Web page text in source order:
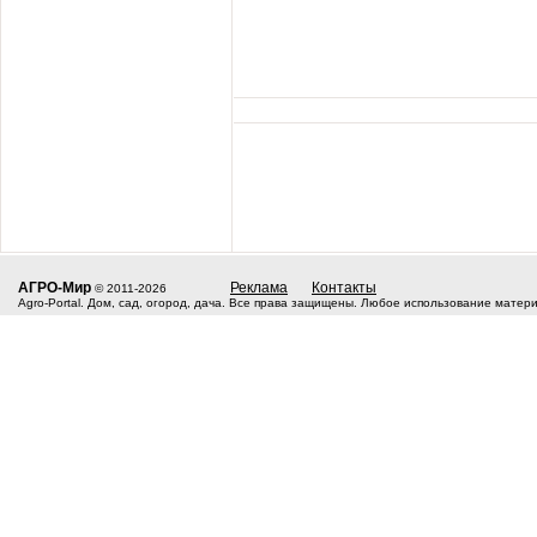
АГРО-Мир © 2011-2026 Реклама Контакты
Agro-Portal. Дом, сад, огород, дача. Все права защищены. Любое использование